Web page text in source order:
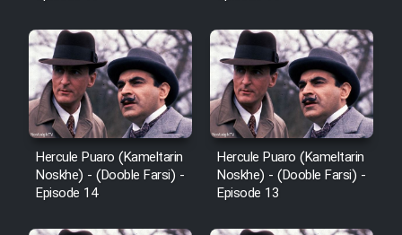
Hercule Puaro (Kameltarin
Noskhe) - (Dooble Farsi) -
Episode 14
Hercule Puaro (Kameltarin
Noskhe) - (Dooble Farsi) -
Episode 13